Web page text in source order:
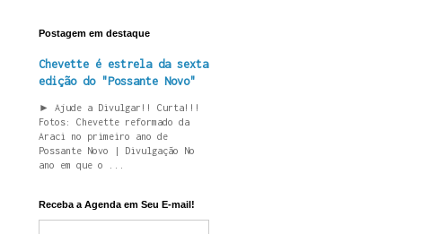
Postagem em destaque
Chevette é estrela da sexta
edição do "Possante Novo"
► Ajude a Divulgar!! Curta!!!
Fotos: Chevette reformado da
Araci no primeiro ano de
Possante Novo | Divulgação No
ano em que o ...
Receba a Agenda em Seu E-mail!